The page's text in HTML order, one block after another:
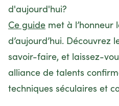
d'aujourd'hui?
Ce guide met à l’honneur
d’aujourd’hui. Découvrez
savoir-faire, et laissez-
alliance de talents
techniques séculaires et